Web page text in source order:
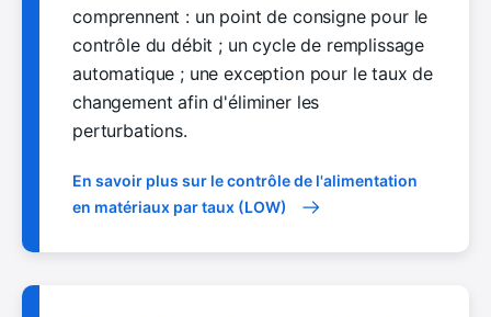
comprennent : un point de consigne pour le
contrôle du débit ; un cycle de remplissage
automatique ; une exception pour le taux de
changement afin d'éliminer les
perturbations.
En savoir plus sur le contrôle de l'alimentation
en matériaux par taux (LOW)